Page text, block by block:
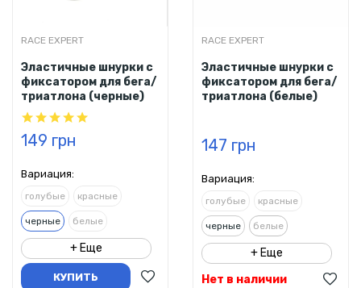
RACE EXPERT
Эластичные шнурки с
фиксатором для бега/
триатлона (черные)
149 грн
Вариация:
голубые красные
черные белые
+ Еще
КУПИТЬ
RACE EXPERT
Эластичные шнурки с
фиксатором для бега/
триатлона (белые)
147 грн
Вариация:
голубые красные
черные белые
+ Еще
Нет в наличии